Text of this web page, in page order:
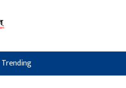
Trending